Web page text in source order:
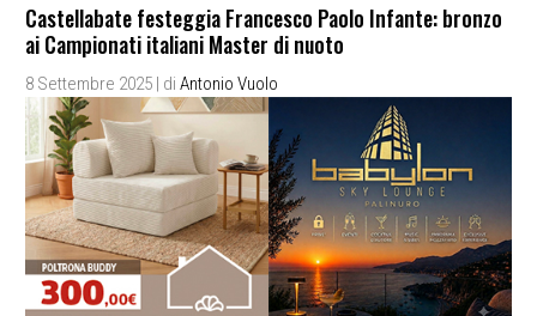
Castellabate festeggia Francesco Paolo Infante: bronzo
ai Campionati italiani Master di nuoto
8 Settembre 2025 | di Antonio Vuolo